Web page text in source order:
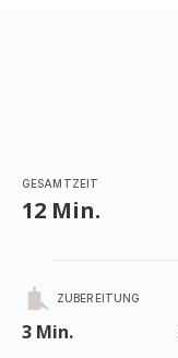
GESAMTZEIT
12 Min.
ZUBEREITUNG
3 Min.